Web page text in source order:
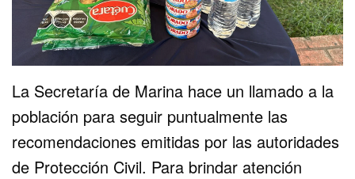
La Secretaría de Marina hace un llamado a la
población para seguir puntualmente las
recomendaciones emitidas por las autoridades
de Protección Civil. Para brindar atención